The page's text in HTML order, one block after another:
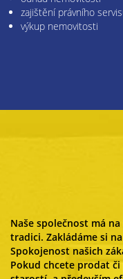
zajištění právního
výkup nemovitosti
Naše společnost má
tradici. Zakládáme si
Spokojenost našich
Pokud chcete prodat